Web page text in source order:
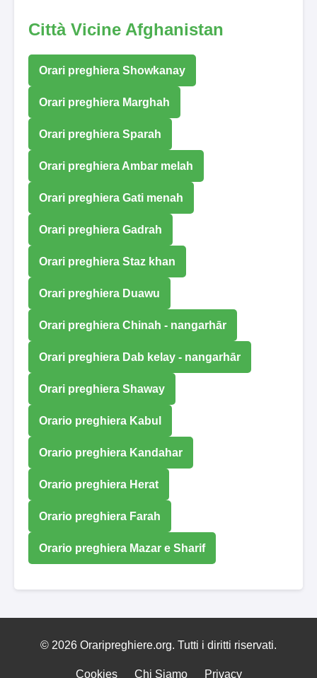
Città Vicine Afghanistan
Orari preghiera Showkanay
Orari preghiera Marghah
Orari preghiera Sparah
Orari preghiera Ambar melah
Orari preghiera Gati menah
Orari preghiera Gadrah
Orari preghiera Staz khan
Orari preghiera Duawu
Orari preghiera Chinah - nangarhār
Orari preghiera Dab kelay - nangarhār
Orari preghiera Shaway
Orario preghiera Kabul
Orario preghiera Kandahar
Orario preghiera Herat
Orario preghiera Farah
Orario preghiera Mazar e Sharif
© 2026 Oraripreghiere.org. Tutti i diritti riservati.
Cookies Chi Siamo Privacy